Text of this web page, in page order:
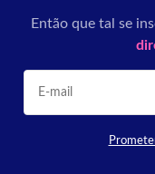
Então que tal se